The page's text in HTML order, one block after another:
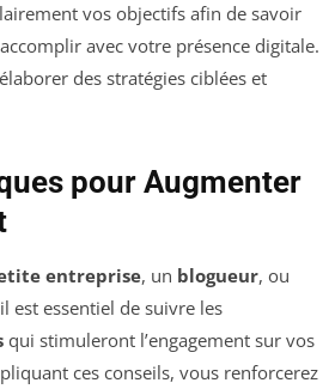
vos objectifs afin de savoir
avec votre présence digitale.
des stratégies ciblées et
pour Augmenter
entreprise, un blogueur, ou
est essentiel de suivre les
qui stimuleront l’engagement sur vos
ces conseils, vous renforcerez